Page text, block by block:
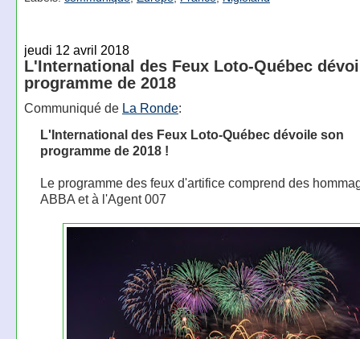
jeudi 12 avril 2018
L'International des Feux Loto-Québec
programme de 2018
Communiqué de La Ronde:
L'International des Feux Loto-Québec dévoile son
programme de 2018 !
Le programme des feux d'artifice comprend des
ABBA et à l'Agent 007